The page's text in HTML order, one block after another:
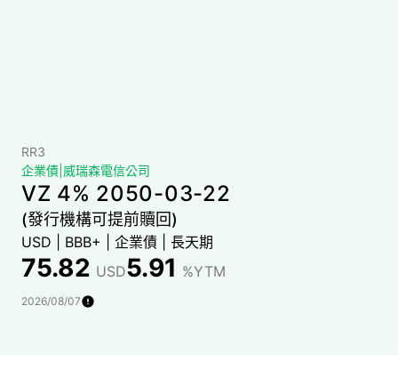
RR3
企業債 威瑞森電信公司
VZ 4% 2050-03-22
(發行機構可提前贖回)
USD BBB+ 企業債 長天期
75.82 USD
2026/08/07
5.91 %YTM